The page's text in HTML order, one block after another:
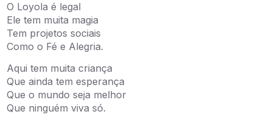
O Loyola é legal
Ele tem muita magia
Tem projetos sociais
Como o Fé e Alegria.
Aqui tem muita criança
Que ainda tem esperança
Que o mundo seja melhor
Que ninguém viva só.